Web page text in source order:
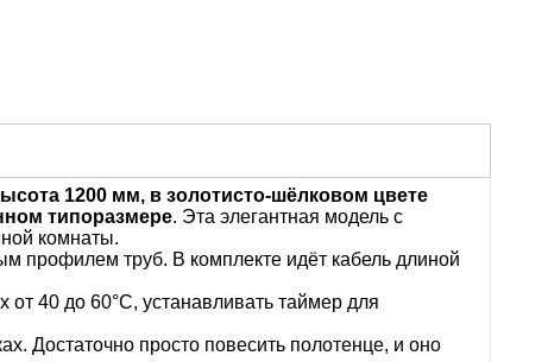
1200 мм, в золотисто-шёлковом цвете
типоразмере. Эта элегантная модель с
комнаты.
профилем труб. В комплекте идёт кабель длиной
от 40 до 60°С, устанавливать таймер для
Достаточно просто повесить полотенце, и оно